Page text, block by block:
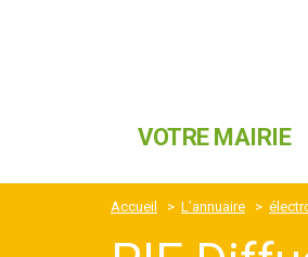
VOTRE MAIRIE
Accueil > L’annuaire >